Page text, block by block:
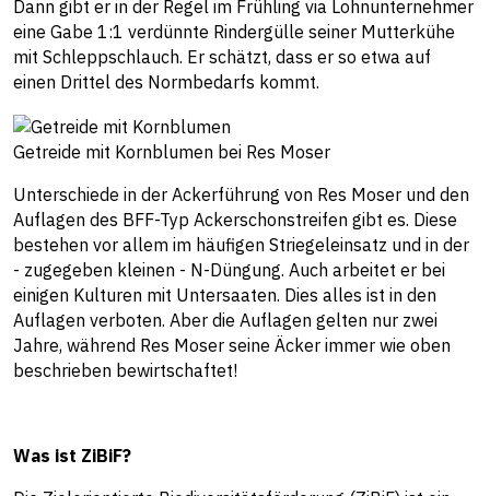
Dann gibt er in der Regel im Frühling via Lohnunternehmer
eine Gabe 1:1 verdünnte Rindergülle seiner Mutterkühe
mit Schleppschlauch. Er schätzt, dass er so etwa auf
einen Drittel des Normbedarfs kommt.
Getreide mit Kornblumen bei Res Moser
Unterschiede in der Ackerführung von Res Moser und den
Auflagen des BFF-Typ Ackerschonstreifen gibt es. Diese
bestehen vor allem im häufigen Striegeleinsatz und in der
- zugegeben kleinen - N-Düngung. Auch arbeitet er bei
einigen Kulturen mit Untersaaten. Dies alles ist in den
Auflagen verboten. Aber die Auflagen gelten nur zwei
Jahre, während Res Moser seine Äcker immer wie oben
beschrieben bewirtschaftet!
Was ist ZiBiF?